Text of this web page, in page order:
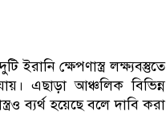
ইরানি ক্ষেপণাস্ত্র লক্ষ্যবস্তুতে
এছাড়া আঞ্চলিক বিভিন্ন
ব্যর্থ হয়েছে বলে দাবি করা